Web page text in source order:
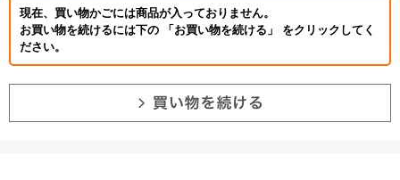
現在、買い物かごには商品が入っておりません。
お買い物を続けるには下の 「お買い物を続ける」 をクリックしてく
ださい。